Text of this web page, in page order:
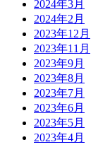
2024年3月
2024年2月
2023年12月
2023年11月
2023年9月
2023年8月
2023年7月
2023年6月
2023年5月
2023年4月